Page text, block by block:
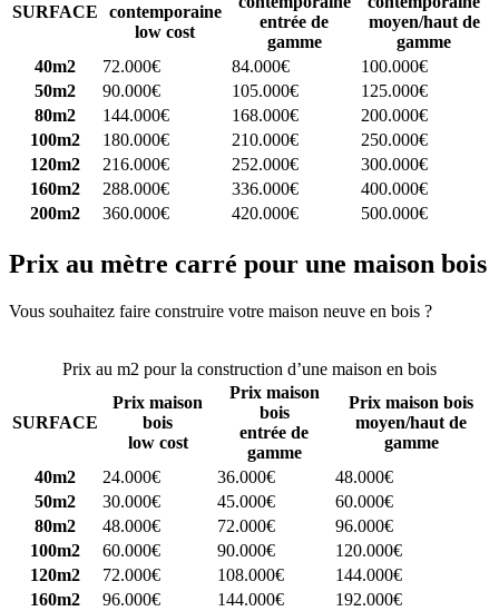
SURFACE
contemporaine
low cost
entrée de
gamme
moyen/haut de
gamme
40m2
72.000€ 84.000€
100.000€
50m2
90.000€ 105.000€
125.000€
80m2
144.000€ 168.000€
200.000€
100m2
180.000€ 210.000€
250.000€
120m2
216.000€ 252.000€
300.000€
160m2
288.000€ 336.000€
400.000€
200m2
360.000€ 420.000€ 500.000€
Prix au mètre carré pour une maison bois
Vous souhaitez faire construire votre maison neuve en bois ?
Prix au m2 pour la construction d’une maison en bois
SURFACE
Prix maison
bois
low cost
Prix maison
bois
entrée de
gamme
Prix maison bois
moyen/haut de
gamme
40m2
24.000€ 36.000€
48.000€
50m2
30.000€ 45.000€
60.000€
80m2
48.000€ 72.000€
96.000€
100m2
60.000€ 90.000€
120.000€
120m2
72.000€ 108.000€
144.000€
160m2
96.000€ 144.000€
192.000€